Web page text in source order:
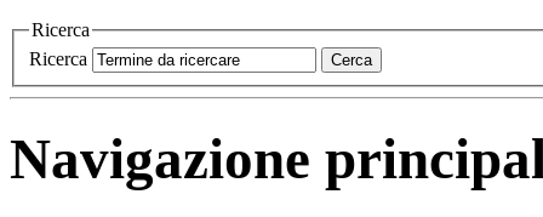
Ricerca
Ricerca
Cerca
Navigazione